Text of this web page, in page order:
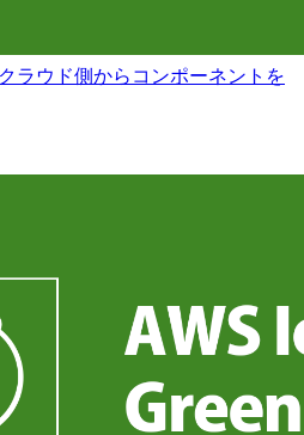
ラウド側からコンポーネントを